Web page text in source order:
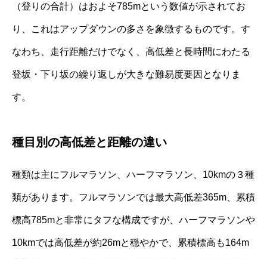
（登りの合計）はおよそ785mという数値が示されてお
り、これはアップダウンの多さを象徴するものです。す
なわち、走行距離だけでなく、高低差と長時間にわたる
登坂・下り坂の繰り返しが大きな難易度要因となりま
す。
種目別の高低差と距離の違い
種類は主にフルマラソン、ハーフマラソン、10kmの３種
類があります。フルマラソンでは最大高低差365m、累積
標高785mと非常にタフな構成ですが、ハーフマラソンや
10kmでは高低差が約26mと穏やかで、累積標高も164m